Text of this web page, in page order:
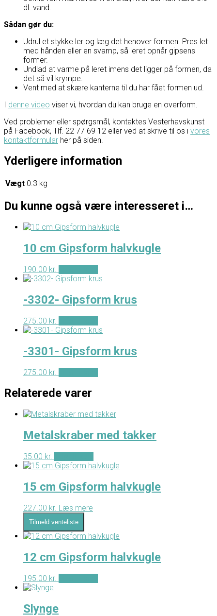
dl. vand.
Sådan gør du:
Udrul et stykke ler og læg det henover formen. Pres let
med hånden eller en svamp, så leret opnår gipsens
former.
Undlad at varme på leret imens det ligger på formen, da
det så vil krympe.
Vent med at skære kanterne til du har fået formen ud.
I denne video viser vi, hvordan du kan bruge en overform.
Ved problemer eller spørgsmål, kontaktes Vesterhavskunst
på Facebook, Tlf. 22 77 69 12 eller ved at skrive til os i vores
kontaktformular her på siden.
Yderligere information
Vægt 0.3 kg
Du kunne også være interesseret i…
10 cm Gipsform halvkugle
190.00 kr.
-3302- Gipsform krus
275.00 kr.
-3301- Gipsform krus
275.00 kr.
Relaterede varer
Metalskraber med takker
35.00 kr.
15 cm Gipsform halvkugle
227.00 kr. Læs mere
Tilmeld venteliste
12 cm Gipsform halvkugle
195.00 kr.
Slynge